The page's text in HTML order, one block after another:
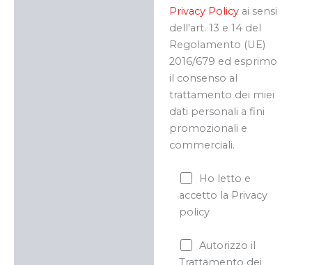
Privacy Policyai sensi
dell'art. 13 e 14 del
Regolamento (UE)
2016/679 ed esprimo
il consenso al
trattamento dei miei
dati personali a fini
promozionali e
commerciali.
Ho letto e
accetto la Privacy
policy
Autorizzo il
Trattamento dei